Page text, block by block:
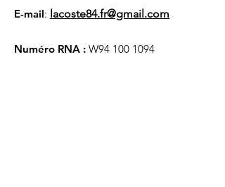
E-mail: lacoste84.fr@gmail.com
Numéro RNA : W94 100 1094